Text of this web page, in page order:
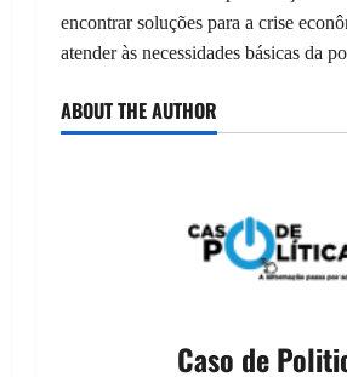
encontrar soluções para a crise
atender às necessidades básicas da
ABOUT THE AUTHOR
Caso de